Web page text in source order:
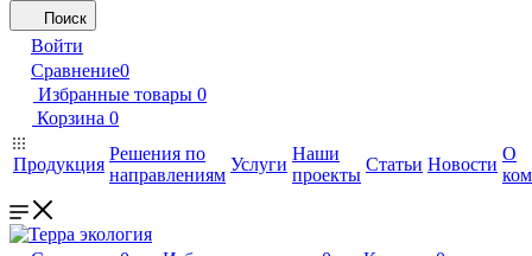
Поиск
Войти
Сравнение0
Избранные товары 0
Корзина 0
Продукция
Решения по
направлениям
Услуги
Наши
проекты
Статьи Новости
О